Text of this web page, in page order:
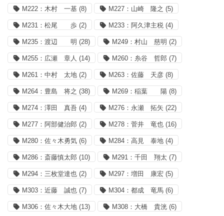
M222：木村 一基 (8) M227：山崎 隆之 (5)
M231：松尾 歩 (2) M233：阿久津主税 (4)
M235：渡辺 明 (28) M249：村山 慈明 (2)
M255：広瀬 章人 (14) M260：糸谷 哲郎 (7)
M261：中村 太地 (2) M263：佐藤 天彦 (8)
M264：豊島 将之 (38) M269：稲葉 陽 (8)
M274：澤田 真吾 (4) M276：永瀬 拓矢 (22)
M277：阿部健治郎 (2) M278：菅井 竜也 (16)
M280：佐々木勇気 (6) M284：高見 泰地 (4)
M286：斎藤慎太郎 (10) M291：千田 翔太 (7)
M294：三枚堂達也 (2) M297：増田 康宏 (5)
M303：近藤 誠也 (7) M304：都成 竜馬 (6)
M306：佐々木大地 (13) M308：大橋 貴洸 (6)